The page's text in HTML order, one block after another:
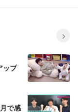
ップ
で感